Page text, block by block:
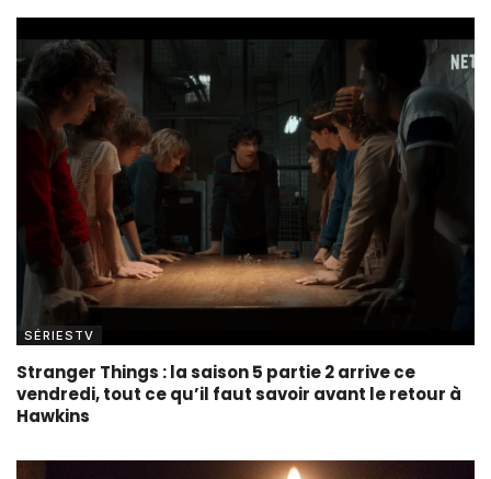
SÉRIESTV
Stranger Things : la saison 5 partie 2 arrive ce
vendredi, tout ce qu’il faut savoir avant le retour à
Hawkins